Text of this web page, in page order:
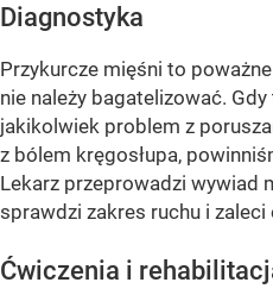
Diagnostyka
Przykurcze mięśni to
nie należy bagatelizować.
jakikolwiek problem z
z bólem kręgosłupa,
Lekarz przeprowadzi wywiad
sprawdzi zakres ruchu i
Ćwiczenia i